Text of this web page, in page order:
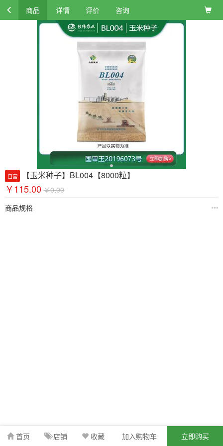
商品 详情 评价 咨询
自营 【玉米种子】BL004【8000粒】
￥115.00 ￥0.00
商品规格
首页 店铺 收藏 加入购物车 立即购买